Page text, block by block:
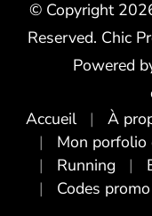
© Copyright
Reserved. Chic
Powered
Accueil
À
Mon porfolio
Running
Codes promo